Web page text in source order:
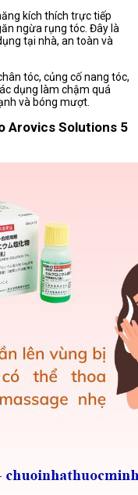
kích thích trực tiếp
ngừa rụng tóc. Đây là
tại nhà, an toàn và
tóc, củng cố nang tóc,
dụng làm chậm quá
và bóng mượt.
Arovics Solutions 5